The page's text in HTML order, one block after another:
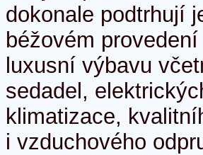
dokonale podtrhují
béžovém
luxusní výbavu
sedadel,
klimatizace,
i vzduchového